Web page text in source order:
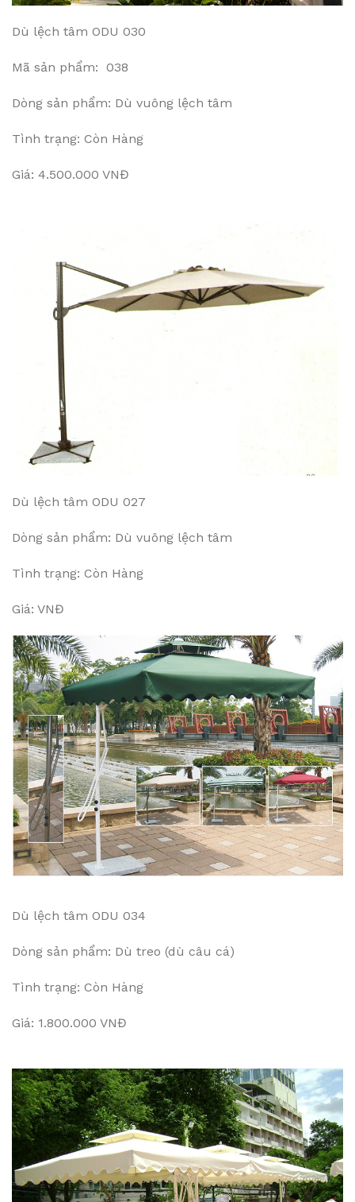
Dù lệch tâm ODU 030
Mã sản phẩm: 038
Dòng sản phẩm: Dù vuông lệch tâm
Tình trạng: Còn Hàng
Giá: 4.500.000 VNĐ
Dù lệch tâm ODU 027
Dòng sản phẩm: Dù vuông lệch tâm
Tình trạng: Còn Hàng
Giá: VNĐ
Dù lệch tâm ODU 034
Dòng sản phẩm: Dù treo (dù câu cá)
Tình trạng: Còn Hàng
Giá: 1.800.000 VNĐ